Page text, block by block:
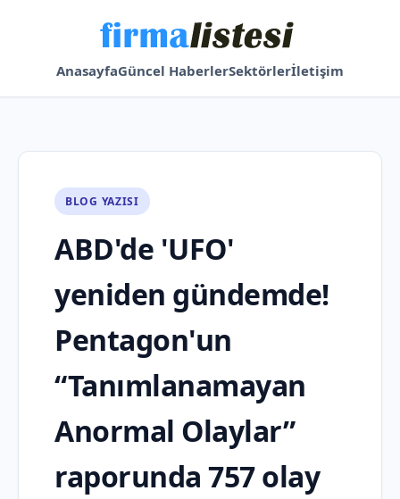
AnasayfaGüncel HaberlerSektörlerİletişim
BLOG YAZISI
ABD'de 'UFO'
yeniden gündemde!
Pentagon'un
“Tanımlanamayan
Anormal Olaylar”
raporunda 757 olay